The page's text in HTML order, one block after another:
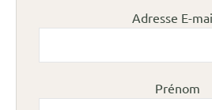
Adresse E-
Prénom